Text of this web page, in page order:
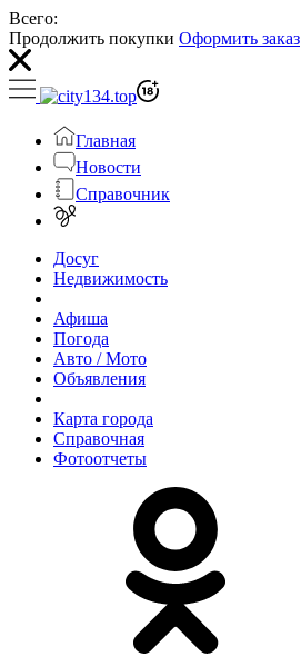
Всего:
Продолжить покупки Оформить заказ
Главная
Новости
Справочник
Досуг
Недвижимость
Афиша
Погода
Авто / Мото
Объявления
Карта города
Справочная
Фотоотчеты